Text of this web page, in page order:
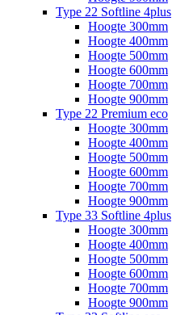
Type 22 Softline 4plus
Hoogte 300mm
Hoogte 400mm
Hoogte 500mm
Hoogte 600mm
Hoogte 700mm
Hoogte 900mm
Type 22 Premium eco
Hoogte 300mm
Hoogte 400mm
Hoogte 500mm
Hoogte 600mm
Hoogte 700mm
Hoogte 900mm
Type 33 Softline 4plus
Hoogte 300mm
Hoogte 400mm
Hoogte 500mm
Hoogte 600mm
Hoogte 700mm
Hoogte 900mm